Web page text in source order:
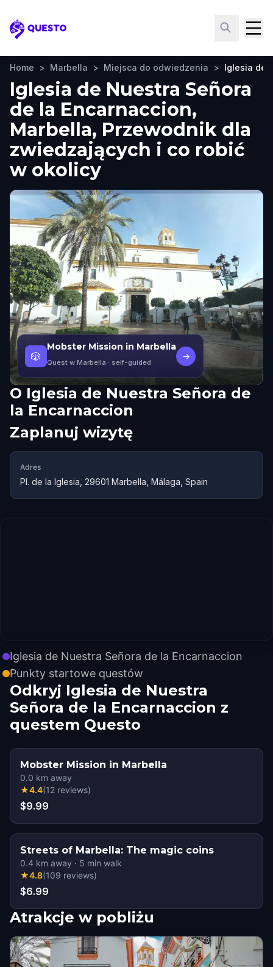
Questo
Home > Marbella > Miejsca do odwiedzenia > Iglesia de
Iglesia de Nuestra Señora
de la Encarnaccion,
Marbella, Przewodnik dla
zwiedzających i co robić
w okolicy
🎲
Mobster Mission in Marbella
Quest w Marbella · self-guided
→
O Iglesia de Nuestra Señora de
la Encarnaccion
Zaplanuj wizytę
Adres
Pl. de la Iglesia, 29601 Marbella, Málaga, Spain
Iglesia de Nuestra Señora de la Encarnaccion
Punkty startowe questów
Odkryj Iglesia de Nuestra
Señora de la Encarnaccion z
questem Questo
Mobster Mission in Marbella
0.0 km away
★4.4(12 reviews)
$9.99
Streets of Marbella: The magic coins
0.4 km away · 5 min walk
★4.8(109 reviews)
$6.99
Atrakcje w pobliżu